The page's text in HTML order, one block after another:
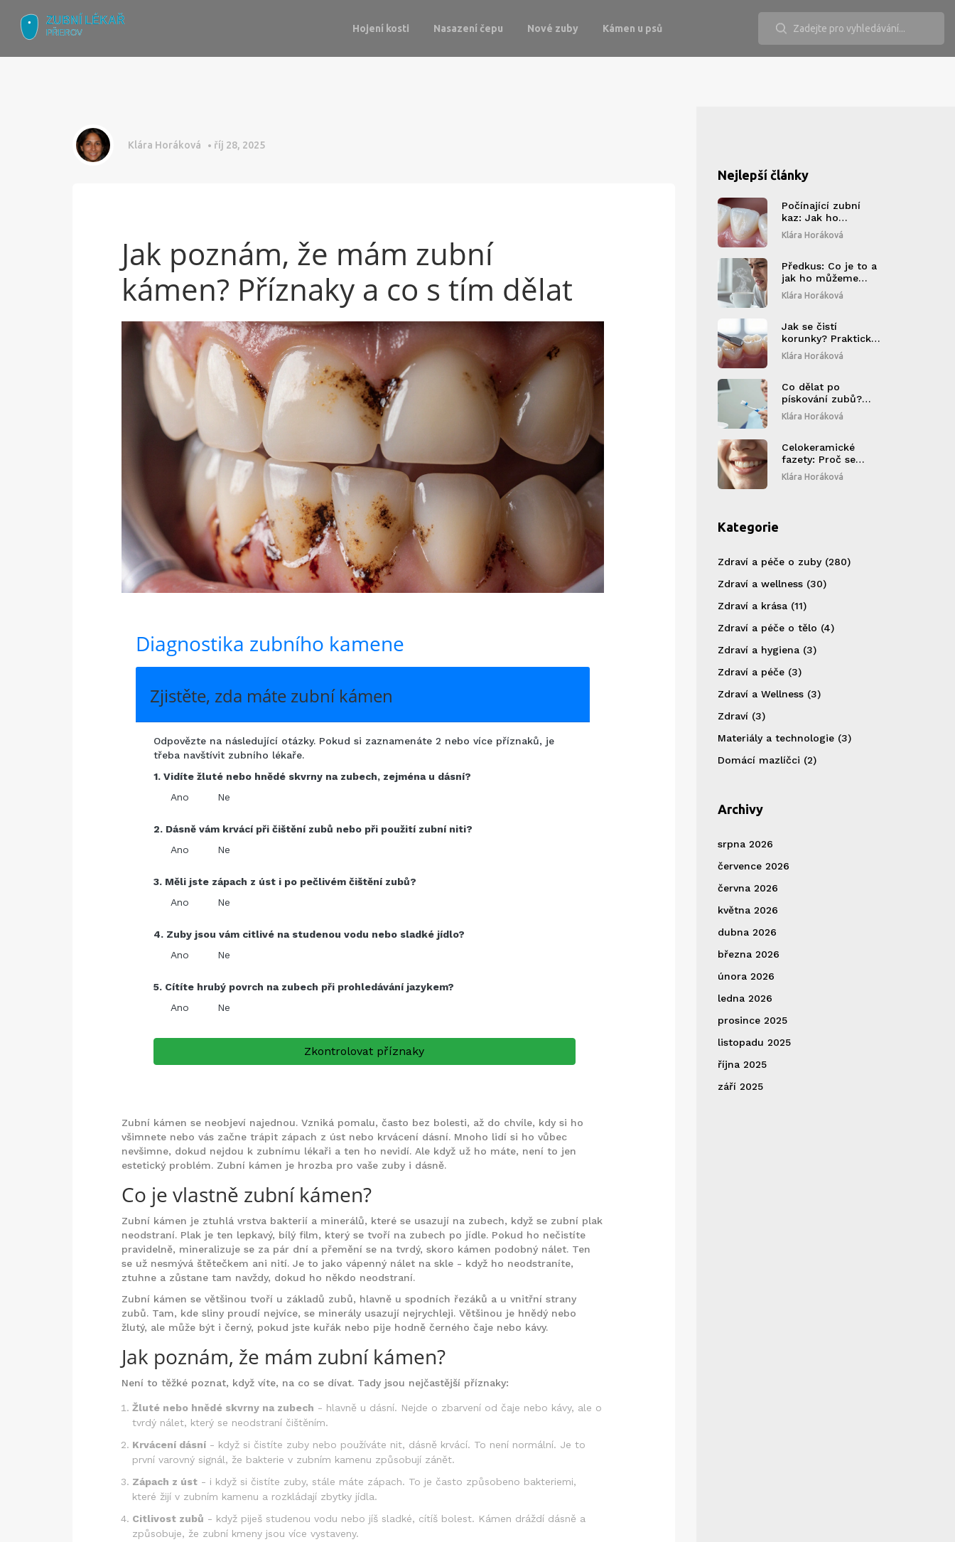
Hojení kosti Nasazení čepu Nové zuby Kámen u psů
Klára Horáková říj 28, 2025
Jak poznám, že mám zubní
kámen? Příznaky a co s tím dělat
Diagnostika zubního kamene
Zjistěte, zda máte zubní kámen
Odpovězte na následující otázky. Pokud si zaznamenáte 2 nebo více příznaků, je
třeba navštívit zubního lékaře.
1. Vidíte žluté nebo hnědé skvrny na zubech, zejména u dásní?
Ano
Ne
2. Dásně vám krvácí při čištění zubů nebo při použití zubní niti?
Ano
Ne
3. Měli jste zápach z úst i po pečlivém čištění zubů?
Ano
Ne
4. Zuby jsou vám citlivé na studenou vodu nebo sladké jídlo?
Ano
Ne
5. Cítíte hrubý povrch na zubech při prohledávání jazykem?
Ano
Ne
Zkontrolovat příznaky
Zubní kámen se neobjeví najednou. Vzniká pomalu, často bez bolesti, až do chvíle, kdy si ho
všimnete nebo vás začne trápit zápach z úst nebo krvácení dásní. Mnoho lidí si ho vůbec
nevšimne, dokud nejdou k zubnímu lékaři a ten ho nevidí. Ale když už ho máte, není to jen
estetický problém. Zubní kámen je hrozba pro vaše zuby i dásně.
Co je vlastně zubní kámen?
Zubní kámen je ztuhlá vrstva bakterií a minerálů, které se usazují na zubech, když se zubní plak
neodstraní. Plak je ten lepkavý, bílý film, který se tvoří na zubech po jídle. Pokud ho nečistíte
pravidelně, mineralizuje se za pár dní a přemění se na tvrdý, skoro kámen podobný nálet. Ten
se už nesmývá štětečkem ani nití. Je to jako vápenný nálet na skle - když ho neodstraníte,
ztuhne a zůstane tam navždy, dokud ho někdo neodstraní.
Zubní kámen se většinou tvoří u základů zubů, hlavně u spodních řezáků a u vnitřní strany
zubů. Tam, kde sliny proudí nejvíce, se minerály usazují nejrychleji. Většinou je hnědý nebo
žlutý, ale může být i černý, pokud jste kuřák nebo pije hodně černého čaje nebo kávy.
Jak poznám, že mám zubní kámen?
Není to těžké poznat, když víte, na co se dívat. Tady jsou nejčastější příznaky:
Žluté nebo hnědé skvrny na zubech - hlavně u dásní. Nejde o zbarvení od čaje nebo kávy, ale o
tvrdý nálet, který se neodstraní čištěním.
Krvácení dásní - když si čistíte zuby nebo používáte nit, dásně krvácí. To není normální. Je to
první varovný signál, že bakterie v zubním kamenu způsobují zánět.
Zápach z úst - i když si čistíte zuby, stále máte zápach. To je často způsobeno bakteriemi,
které žijí v zubním kamenu a rozkládají zbytky jídla.
Citlivost zubů - když piješ studenou vodu nebo jíš sladké, cítíš bolest. Kámen dráždí dásně a
způsobuje, že zubní kmeny jsou více vystaveny.
Nejlepší články
Počínající zubní
kaz: Jak ho
identifikovat,
zastavit a včas léčit
Klára Horáková
Předkus: Co je to a
jak ho můžeme
léčit?
Klára Horáková
Jak se čistí
korunky? Praktický
návod pro
metalokeramické
Klára Horáková
Co dělat po
pískování zubů?
Praktické rady pro
rychlé zotavení a
Klára Horáková
Celokeramické
fazety: Proč se
stávají nejlepší
volbou pro zubní
Klára Horáková
Kategorie
Zdraví a péče o zuby (280)
Zdraví a wellness (30)
Zdraví a krása (11)
Zdraví a péče o tělo (4)
Zdraví a hygiena (3)
Zdraví a péče (3)
Zdraví a Wellness (3)
Zdraví (3)
Materiály a technologie (3)
Domácí mazlíčci (2)
Archivy
srpna 2026
července 2026
června 2026
května 2026
dubna 2026
března 2026
února 2026
ledna 2026
prosince 2025
listopadu 2025
října 2025
září 2025